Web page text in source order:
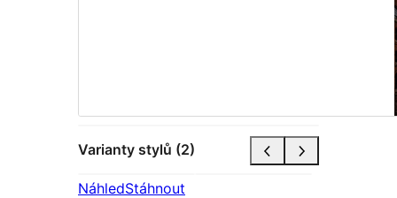
Varianty stylů (2)
NáhledStáhnout